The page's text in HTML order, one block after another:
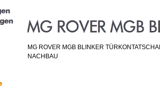
MG ROVER MGB BLINKER
NACHBAU